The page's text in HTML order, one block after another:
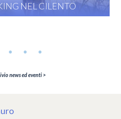
NEL CILENTO
news ed eventi >